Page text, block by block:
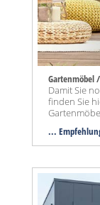
Gartenmöbel
Damit Sie
finden Sie
...